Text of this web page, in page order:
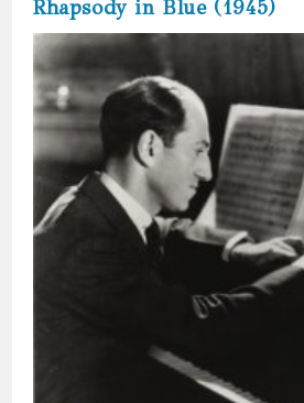
Rhapsody in Blue (1945)